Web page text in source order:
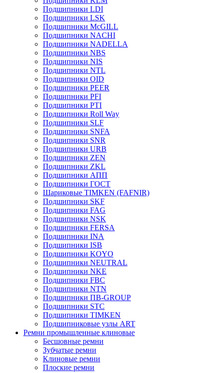
Подшипники LDI
Подшипники LSK
Подшипники McGILL
Подшипники NACHI
Подшипники NADELLA
Подшипники NBS
Подшипники NIS
Подшипники NTL
Подшипники OID
Подшипники PEER
Подшипники PFI
Подшипники PTI
Подшипники Roll Way
Подшипники SLF
Подшипники SNFA
Подшипники SNR
Подшипники URB
Подшипники ZEN
Подшипники ZKL
Подшипники АПП
Подшипники ГОСТ
Шариковые ТІMKEN (FAFNIR)
Подшипники SKF
Подшипники FAG
Подшипники NSK
Подшипники FERSA
Подшипники INA
Подшипники ISB
Подшипники KOYO
Подшипники NEUTRAL
Подшипники NKE
Подшипники FBC
Подшипники NTN
Подшипники ПВ-GROUP
Подшипники STC
Подшипники TIMKEN
Подшипниковые узлы ART
Ремни промышленные клиновые
Бесшовные ремни
Зубчатые ремни
Клиновые ремни
Плоские ремни